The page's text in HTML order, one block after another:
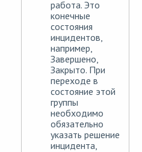
работа. Это
конечные
состояния
инцидентов,
например,
Завершено,
Закрыто. При
переходе в
состояние этой
группы
необходимо
обязательно
указать решение
инцидента,